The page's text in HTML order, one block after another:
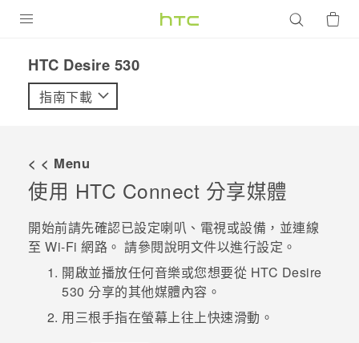
VIVE
配件
優惠專區
焦點訊息
校園專案
銷售通路
支援服務
HTC Desire 530‎
指南下載
< < Menu
使用 HTC Connect 分享媒體
開始前請先確認已設定喇叭、電視或設備，並連線
至 Wi-Fi 網路。 請參閱說明文件以進行設定。
開啟並播放任何音樂或您想要從 HTC Desire
530 分享的其他媒體內容。
用三根手指在螢幕上往上快速滑動。